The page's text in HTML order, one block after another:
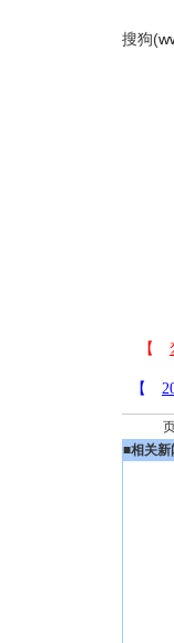
搜狗(
■相关新